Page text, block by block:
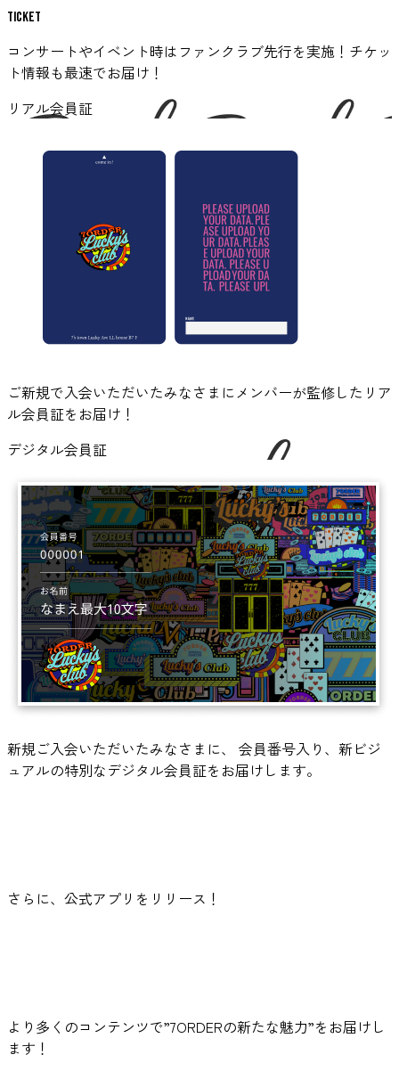
Ticket
コンサートやイベント時はファンクラブ先行を実施！チケッ
ト情報も最速でお届け！
リアル会員証
ご新規で入会いただいたみなさまにメンバーが監修したリア
ル会員証をお届け！
デジタル会員証
新規ご入会いただいたみなさまに、 会員番号入り、新ビジ
ュアルの特別なデジタル会員証をお届けします。
さらに、公式アプリをリリース！
より多くのコンテンツで”7ORDERの新たな魅力”をお届けし
ます！